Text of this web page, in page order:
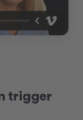
trigger